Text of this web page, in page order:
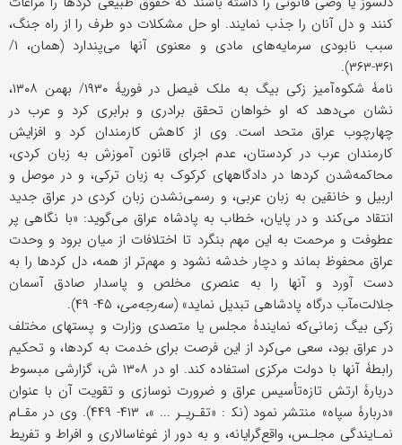
کنند و دل آنان را جذب نمایند. او حل مشکلات دو طرف را از راه جنگ،
سبب نابودی سرمایه‌های مادی و معنوی آنها می‌پندارد (همان، ۱/
۳۶۱-۳۶۳).
نامۀ شکوه‌آمیز زکی بیگ به ملک فیصل در فوریۀ ۱۹۳۰/ بهمن ۱۳۰۸،
نشان می‌دهد که او خواهان تحقق برادری و برابری کرد و عرب در
چهارچوب عراق متحد است. وی از کاهش کارمندان کرد و افزایش
کارمندان عرب در کردستان، عدم اجرای قانون آموزش به زبان کردی،
محاکمه‌شدن کردها در دادگاههای کرکوک به زبان ترکی، و در موصل و
اربیل و خانقین به زبان عربی، و رسمی‌نشدن زبان کردی در عراق جدید
انتقاد می‌کند و در پایان، خطاب به پادشاه عراق می‌گوید: «با نگاهی پر
عطوفت و مرحمت به این مهم بنگرد تا اختلافات از میان برود و وحدت
عراق محفوظ بماند و دچار خدشه نشود و مهم‌تر از همه، دل کردها را به
دست آورد و آنها را به عنصری مخلص و پاسدار صادق آسمان
جلالت‌مآب درگاه پادشاهی تبدیل نماید» (سه‌رجه‌می، ۴۵- ۴۹).
زکی بیگ زمانی‌که نمایندۀ مجلس یا متصدی وزارت و پستهای مختلف
در عراق بود، سعی می‌کرد از این فرصت برای خدمت به کردها، و تحکیم
رابطۀ آنها با دولت مرکزی استفاده کند. او در ۱۳۰۸ ش، گزارشی مبسوط
دربارۀ ارتش تازه‌تأسیس عراق و ضرورت نوسازی و تقویت آن با عنوان
«دربارۀ سپاه» منتشر نمود (نک‍‌ : «تقـریـر ... »، ۴۱۳- ۴۴۹). وی در مقـام
نمـایندگی مجلـس، واقع‌گرایانه، و به دور از غوغاسالاری و افراط و تفریط